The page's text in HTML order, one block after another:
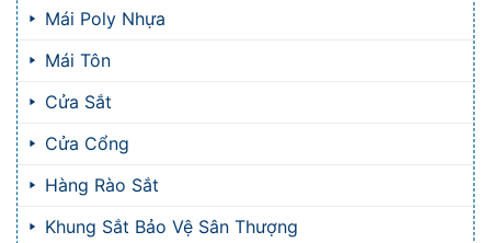
Mái Poly Nhựa
Mái Tôn
Cửa Sắt
Cửa Cổng
Hàng Rào Sắt
Khung Sắt Bảo Vệ Sân Thượng